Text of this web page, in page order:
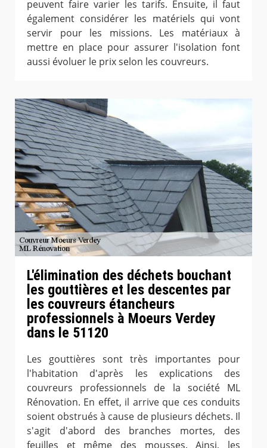
peuvent faire varier les tarifs. Ensuite, il faut
également considérer les matériels qui vont
servir pour les missions. Les matériaux à
mettre en place pour assurer l'isolation font
aussi évoluer le prix selon les couvreurs.
L'élimination des déchets bouchant
les gouttières et les descentes par
les couvreurs étancheurs
professionnels à Moeurs Verdey
dans le 51120
Les gouttières sont très importantes pour
l'habitation d'après les explications des
couvreurs professionnels de la société ML
Rénovation. En effet, il arrive que ces conduits
soient obstrués à cause de plusieurs déchets. Il
s'agit d'abord des branches mortes, des
feuilles et même des mousses. Ainsi, les